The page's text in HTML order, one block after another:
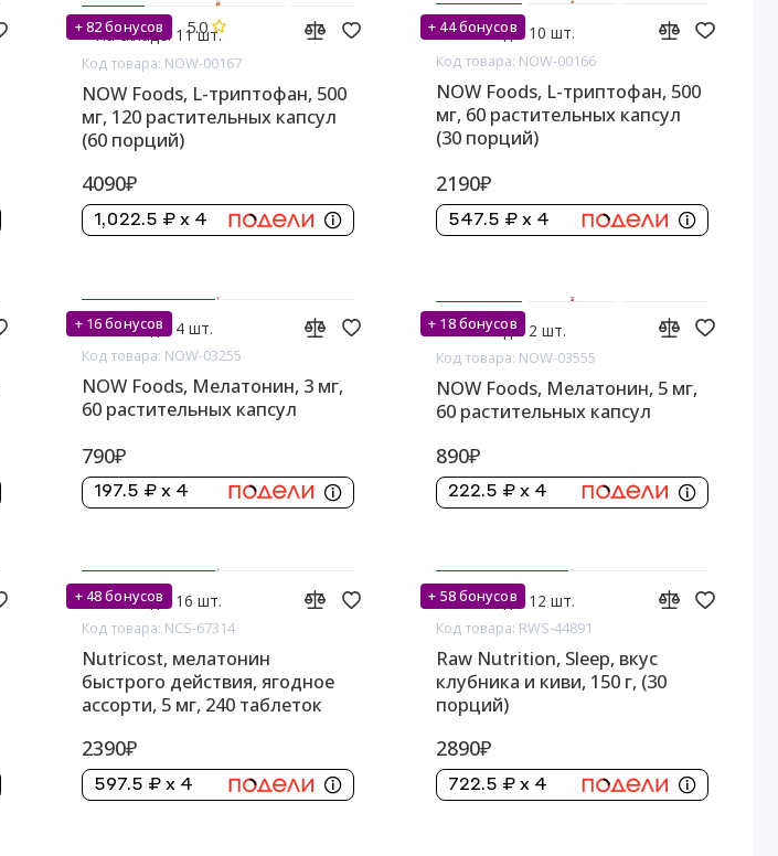
+ 82 бонусов 5.0
На складе: 11 шт.
Код товара: NOW-00167
NOW Foods, L-триптофан, 500
мг, 120 растительных капсул
(60 порций)
4090₽
1,022.5 ₽ x 4
+ 44 бонусов
На складе: 10 шт.
Код товара: NOW-00166
NOW Foods, L-триптофан, 500
мг, 60 растительных капсул
(30 порций)
2190₽
547.5 ₽ x 4
+ 16 бонусов
На складе: 4 шт.
Код товара: NOW-03255
NOW Foods, Мелатонин, 3 мг,
60 растительных капсул
790₽
197.5 ₽ x 4
+ 18 бонусов
На складе: 2 шт.
Код товара: NOW-03555
NOW Foods, Мелатонин, 5 мг,
60 растительных капсул
890₽
222.5 ₽ x 4
+ 48 бонусов
На складе: 16 шт.
Код товара: NCS-67314
Nutricost, мелатонин
быстрого действия, ягодное
ассорти, 5 мг, 240 таблеток
2390₽
597.5 ₽ x 4
+ 58 бонусов
На складе: 12 шт.
Код товара: RWS-44891
Raw Nutrition, Sleep, вкус
клубника и киви, 150 г, (30
порций)
2890₽
722.5 ₽ x 4